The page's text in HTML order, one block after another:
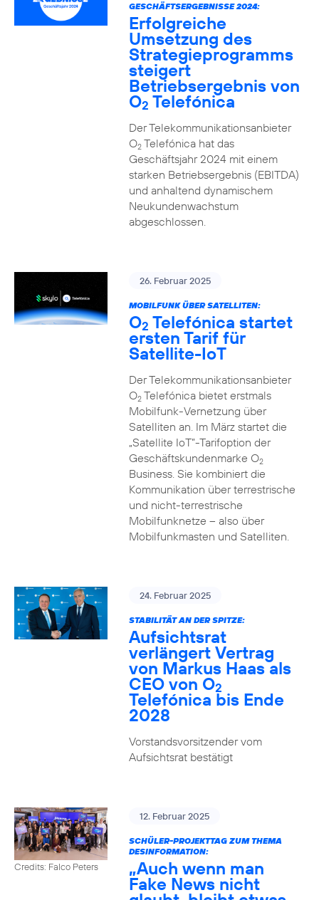
GESCHÄFTSERGEBNISSE 2024:
Erfolgreiche
Umsetzung des
Strategieprogramms
steigert
Betriebsergebnis von
O2 Telefónica
Der Telekommunikationsanbieter
O2Telefónica hat das
Geschäftsjahr 2024 mit einem
starken Betriebsergebnis (EBITDA)
und anhaltend dynamischem
Neukundenwachstum
abgeschlossen.
26. Februar 2025
MOBILFUNK ÜBER SATELLITEN:
O2 Telefónica startet
ersten Tarif für
Satellite-IoT
Der Telekommunikationsanbieter
O2Telefónica bietet erstmals
Mobilfunk-Vernetzung über
Satelliten an. Im März startet die
„Satellite IoT”-Tarifoption der
Geschäftskundenmarke O2
Business. Sie kombiniert die
Kommunikation über terrestrische
und nicht-terrestrische
Mobilfunknetze – also über
Mobilfunkmasten und Satelliten.
24. Februar 2025
STABILITÄT AN DER SPITZE:
Aufsichtsrat
verlängert Vertrag
von Markus Haas als
CEO von O2
Telefónica bis Ende
2028
Vorstandsvorsitzender vom
Aufsichtsrat bestätigt
Credits: Falco Peters
12. Februar 2025
SCHÜLER-PROJEKTTAG ZUM THEMA
DESINFORMATION:
„Auch wenn man
Fake News nicht